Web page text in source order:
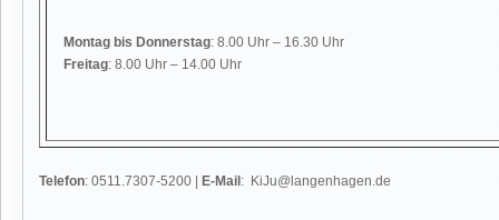
Montag bis Donnerstag: 8.00 Uhr – 16.30 Uhr
Freitag: 8.00 Uhr – 14.00 Uhr
Telefon: 0511.7307-5200 | E-Mail : KiJu@langenhagen.de